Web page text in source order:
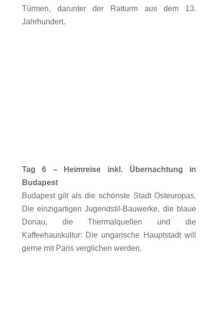
Türmen, darunter der Ratturm aus dem 13.
Jahrhundert.
Tag 6 – Heimreise inkl. Übernachtung in
Budapest
Budapest gilt als die schönste Stadt Osteuropas.
Die einzigartigen Jugendstil-Bauwerke, die blaue
Donau, die Thermalquellen und die
Kaffeehauskultur: Die ungarische Hauptstadt will
gerne mit Paris verglichen werden.